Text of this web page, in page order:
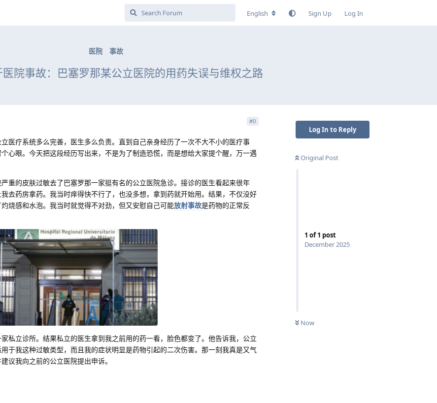
English Sign Up Log In
医院 事故
院事故：巴塞罗那某公立医院的用药失误与维权之路
Log In to Reply
Original Post
1 of1 post
December 2025
Now
#0
医疗系统多么完善，医生多么负责。直到自己亲身经历了一次不大不小的医疗事
心眼。今天把这段经历写出来，不是为了制造恐慌，而是想给大家提个醒，万一遇
重的皮肤过敏去了巴塞罗那一家挺有名的公立医院急诊。接诊的医生看起来很年
去药房拿药。我当时痒得快不行了，也没多想，拿到药就开始用。结果，不仅没好
烧感和水泡。我当时就觉得不对劲，但又安慰自己可能放射事故是药物的正常反
私立诊所。结果私立的医生拿到我之前用的药一看，脸色都变了。他告诉我，公立
于我这种过敏类型，而且我的症状明显是药物引起的二次伤害。那一刻我真是又气
议我向之前的公立医院提出申诉。